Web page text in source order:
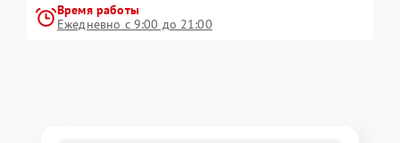
Время работы
Ежедневно с 9:00 до 21:00